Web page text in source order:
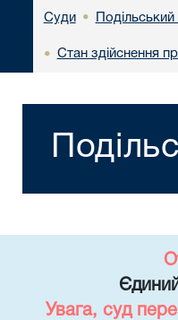
Суди •
• Стан здійснення
Увага, суд